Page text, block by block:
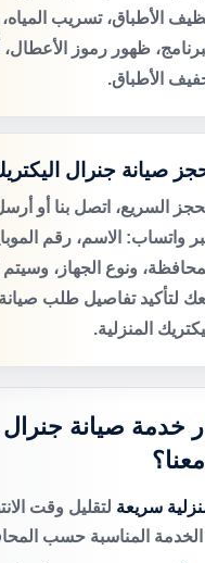
الأطباق، تسريب
ظهور رموز
الأطباق.
صيانة جنرال
السريع، اتصل بنا أو
واتساب: الاسم، رقم
ونوع الجهاز،
لتأكيد تفاصيل طلب
المنزلية.
خدمة صيانة جنرال
سريعة لتقليل وقت
الخدمة المناسبة حسب